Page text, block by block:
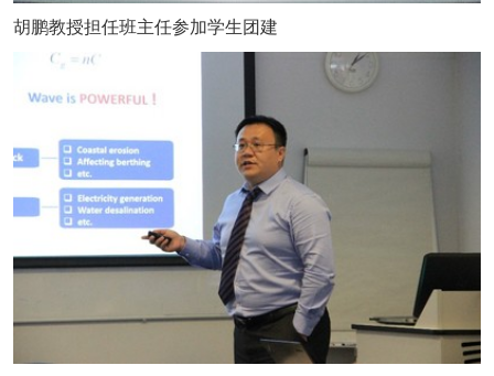
胡鹏教授担任班主任参加学生团建